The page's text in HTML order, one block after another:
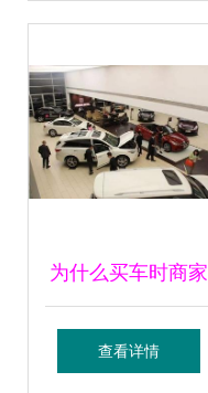
为什么买车时商家
更喜欢送贴膜服务
查看详情